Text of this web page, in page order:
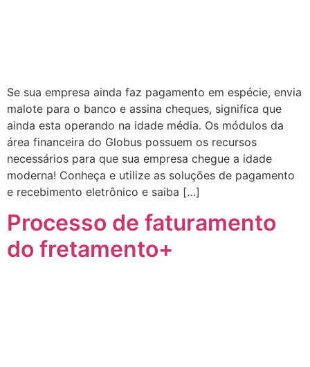
Se sua empresa ainda faz pagamento em espécie, envia
malote para o banco e assina cheques, significa que
ainda esta operando na idade média. Os módulos da
área financeira do Globus possuem os recursos
necessários para que sua empresa chegue a idade
moderna! Conheça e utilize as soluções de pagamento
e recebimento eletrônico e saiba […]
Processo de faturamento
do fretamento+